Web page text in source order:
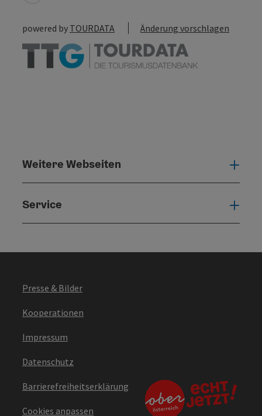
powered by TOURDATA Änderung vorschlagen
Weitere Webseiten
Service
Presse & Bilder
Kooperationen
Impressum
Datenschutz
Barrierefreiheitserklärung
Cookies anpassen